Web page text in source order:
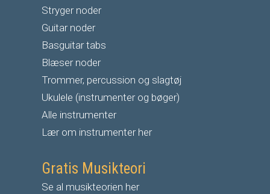
Stryger noder
Guitar noder
Basguitar tabs
Blæser noder
Trommer, percussion og slagtøj
Ukulele (instrumenter og bøger)
Alle instrumenter
Lær om instrumenter her
Gratis Musikteori
Se al musikteorien her